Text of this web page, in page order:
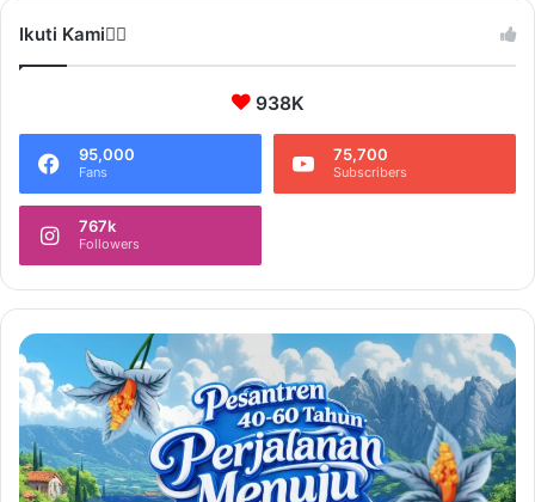
Ikuti Kami❤️‍🔥
938K
95,000
Fans
75,700
Subscribers
767k
Followers